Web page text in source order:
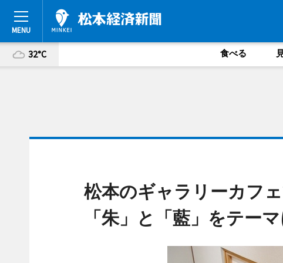
32°C 食べる
松本のギャラリーカフ
「朱」と「藍」をテー